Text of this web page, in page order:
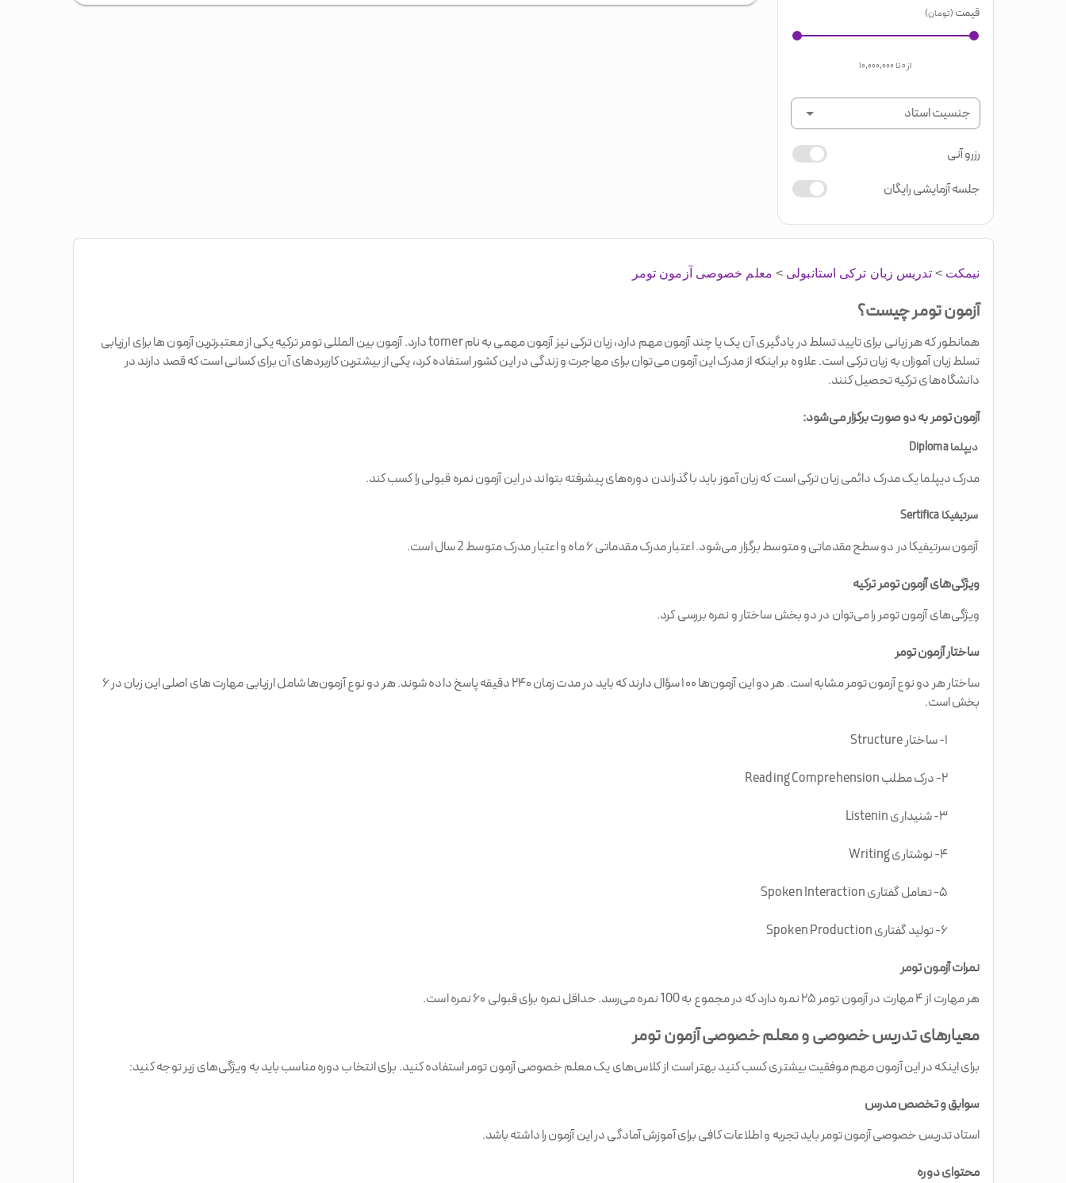
قیمت (تومان)
از۰تا۱۰,۰۰۰,۰۰۰
جنسیت استاد
رزرو آنی
جلسه آزمایشی رایگان
نیمکت >تدریس زبان ترکی استانبولی > معلم خصوصی آزمون تومر
آزمون تومر چیست؟
همانطور که هر زبانی برای تایید تسلط در یادگیری آن یک یا چند آزمون مهم دارد، زبان ترکی نیز آزمون مهمی به نام tomer دارد. آزمون بین المللی تومر ترکیه یکی از معتبرترین آزمون ها برای ارزیابی
تسلط زبان آموزان به زبان ترکی است. علاوه بر اینکه از مدرک این آزمون می‌توان برای مهاجرت و زندگی در این کشور استفاده کرد، یکی از بیشترین کاربردهای آن برای کسانی است که قصد دارند در
دانشگاه‌های ترکیه تحصیل کنند.
آزمون تومر به دو صورت برگزار می‌شود:
دیپلما Diploma
مدرک دیپلما یک مدرک دائمی زبان ترکی است که زبان آموز باید با گذراندن دوره‌های پیشرفته بتواند در این آزمون نمره قبولی را کسب کند.
سرتیفیکا Sertifica
آزمون سرتیفیکا در دو سطح مقدماتی و متوسط برگزار می‌شود. اعتبار مدرک مقدماتی ۶ ماه و اعتبار مدرک متوسط 2 سال است.
ویژگی‌های آزمون تومر ترکیه
ویژگی‌های آزمون تومر را می‌توان در دو بخش ساختار و نمره بررسی کرد.
ساختار آزمون تومر
ساختار هر دو نوع آزمون تومر مشابه است. هر دو این آزمون‌ها ۱۰۰ سؤال دارند که باید در مدت زمان ۲۴۰ دقیقه پاسخ داده شوند. هر دو نوع آزمون‌ها شامل ارزیابی مهارت های اصلی این زبان در ۶
بخش است.
۱- ساختار Structure
۲- درک مطلب Reading Comprehension
۳- شنیداری Listenin
۴- نوشتاری Writing
۵- تعامل گفتاری Spoken Interaction
۶- تولید گفتاری Spoken Production
نمرات آزمون تومر
هر مهارت از ۴ مهارت در آزمون تومر ۲۵ نمره دارد که در مجموع به 100 نمره می‌رسد. حداقل نمره برای قبولی ۶۰ نمره است.
معیارهای تدریس خصوصی و معلم خصوصی آزمون تومر
برای اینکه در این آزمون مهم موفقیت بیشتری کسب کنید بهتر است از کلاس‌های یک معلم خصوصی آزمون تومر استفاده کنید. برای انتخاب دوره مناسب باید به ویژگی‌های زیر توجه کنید:
سوابق و تخصص مدرس
استاد تدریس خصوصی آزمون تومر باید تجربه و اطلاعات کافی برای آموزش آمادگی در این آزمون را داشته باشد.
محتوای دوره